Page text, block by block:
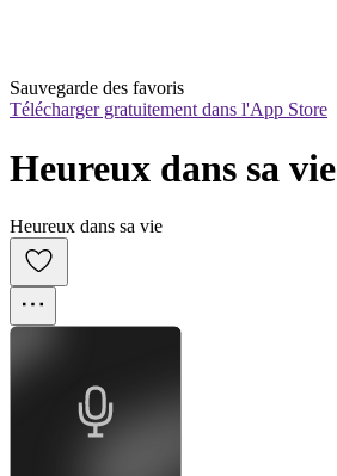
Sauvegarde des favoris
Télécharger gratuitement dans l'App Store
Heureux dans sa vie
Heureux dans sa vie